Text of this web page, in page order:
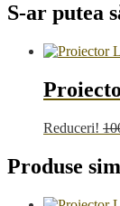
S-ar putea
Reduceri!
Produse